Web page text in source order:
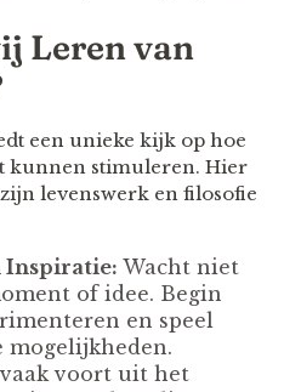
Leren van
een unieke kijk op hoe
kunnen stimuleren. Hier
levenswerk en filosofie
Inspiratie: Wacht niet
of idee. Begin
en speel
mogelijkheden.
voort uit het